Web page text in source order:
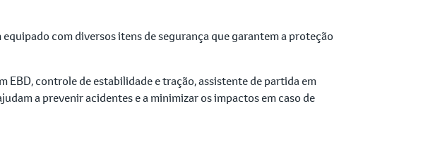
com diversos itens de segurança que garantem a proteção
controle de estabilidade e tração, assistente de partida em
a prevenir acidentes e a minimizar os impactos em caso de